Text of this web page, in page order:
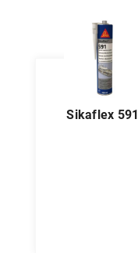
sikaflex 591